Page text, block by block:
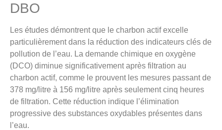
DBO
Les études démontrent que le charbon actif excelle
particulièrement dans la réduction des indicateurs clés de
pollution de l’eau. La demande chimique en oxygène
(DCO) diminue significativement après filtration au
charbon actif, comme le prouvent les mesures passant de
378 mg/litre à 156 mg/litre après seulement cinq heures
de filtration. Cette réduction indique l’élimination
progressive des substances oxydables présentes dans
l’eau.